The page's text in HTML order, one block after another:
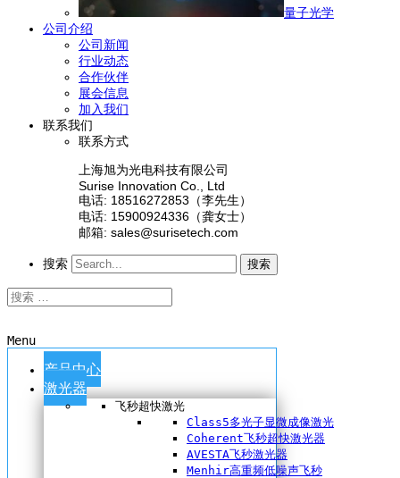
量子光学
公司介绍
公司新闻
行业动态
合作伙伴
展会信息
加入我们
联系我们
联系方式
上海旭为光电科技有限公司
Surise Innovation Co., Ltd
电话: 18516272853（李先生）
电话: 15900924336（龚女士）
邮箱: sales@surisetech.com
搜索 搜索
Menu
产品中心
激光器
飞秒超快激光
Class5多光子显微成像激光
Coherent飞秒超快激光器
AVESTA飞秒激光器
Menhir高重频低噪声飞秒